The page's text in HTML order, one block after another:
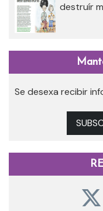
destruír
Se desexa recibir